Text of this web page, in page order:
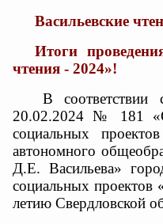
Васильевские
Итоги
чтения - 2024»!
В соответствии
20.02.2024 № 181
социальных
автономного
Д.Е. Васильева»
социальных проектов
летию Свердловской